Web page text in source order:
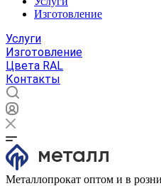
Изготовление
Услуги
Изготовление
Цвета RAL
Контакты
Металлопрокат оптом и в